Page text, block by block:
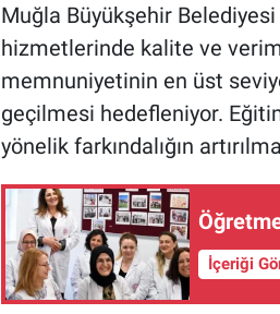
Muğla Büyükşehir
hizmetlerinde kalite ve
memnuniyetinin en üst
geçilmesi hedefleniyor.
yönelik farkındalığın
İçeriği